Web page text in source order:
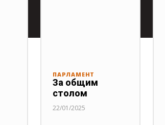
ПАРЛАМЕНТ
За общим
столом
22/01/2025